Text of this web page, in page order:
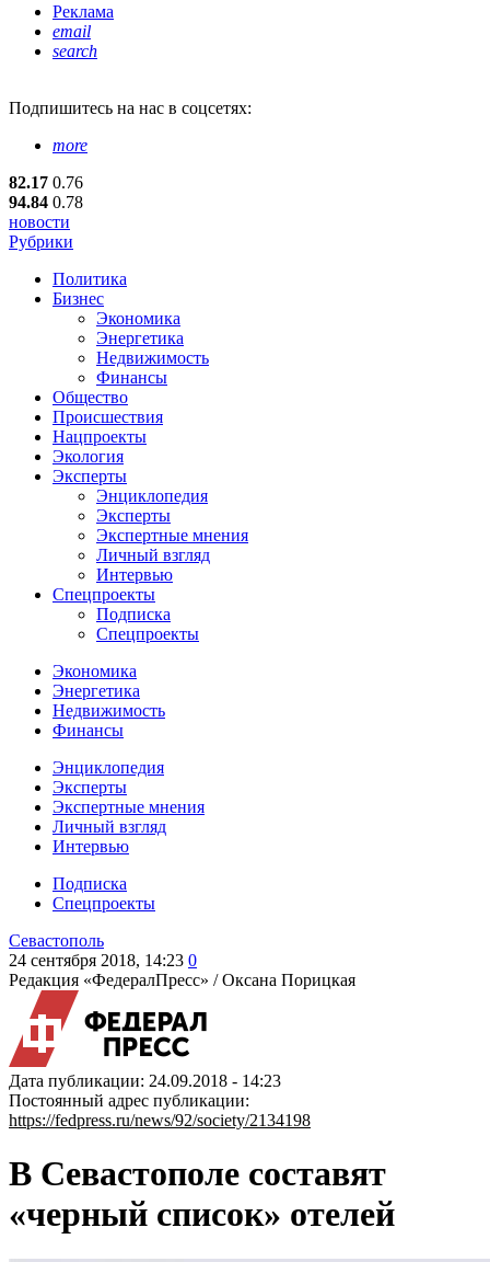
Реклама
email
search
Подпишитесь на нас в соцсетях:
more
82.17 0.76
94.84 0.78
новости
Рубрики
Политика
Бизнес
Экономика
Энергетика
Недвижимость
Финансы
Общество
Происшествия
Нацпроекты
Экология
Эксперты
Энциклопедия
Эксперты
Экспертные мнения
Личный взгляд
Интервью
Спецпроекты
Подписка
Спецпроекты
Экономика
Энергетика
Недвижимость
Финансы
Энциклопедия
Эксперты
Экспертные мнения
Личный взгляд
Интервью
Подписка
Спецпроекты
Севастополь
24 сентября 2018, 14:23 0
Редакция «ФедералПресс» /Оксана Порицкая
Дата публикации: 24.09.2018 - 14:23
Постоянный адрес публикации:
https://fedpress.ru/news/92/society/2134198
В Севастополе составят
«черный список» отелей